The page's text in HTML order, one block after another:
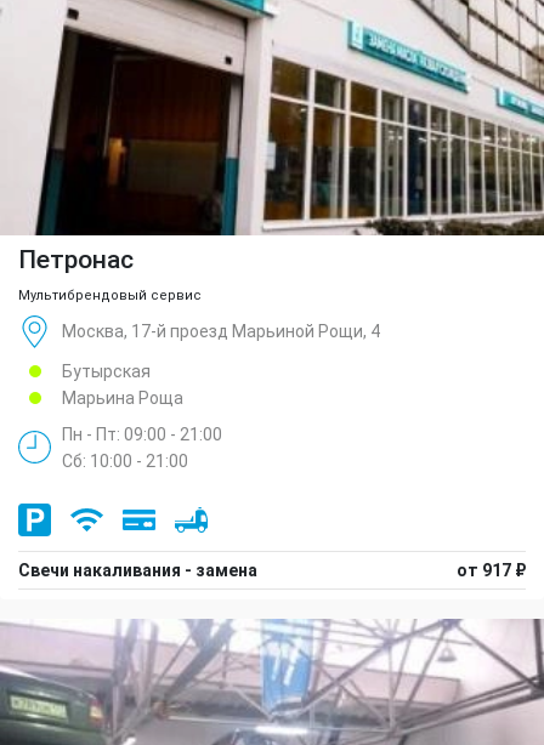
Петронас
Мультибрендовый сервис
Москва, 17-й проезд Марьиной Рощи, 4
Бутырская
Марьина Роща
Пн - Пт: 09:00 - 21:00
Сб: 10:00 - 21:00
Свечи накаливания - замена от 917 ₽